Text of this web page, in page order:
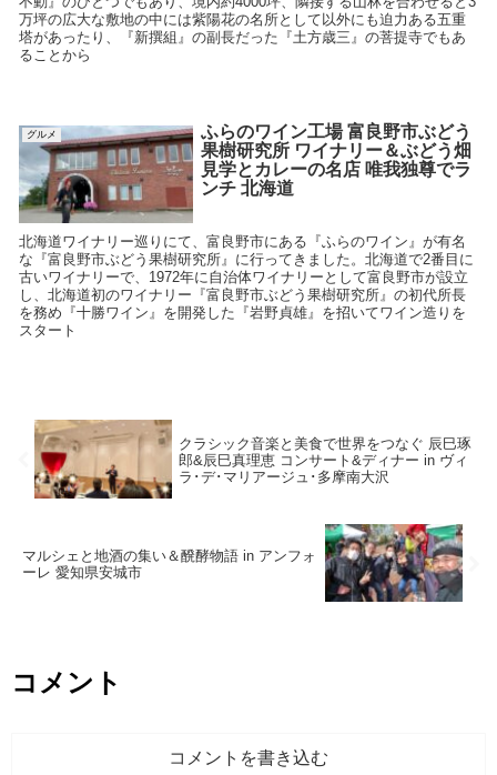
万坪の広大な敷地の中には紫陽花の名所として以外にも迫力ある五重
塔があったり、『新撰組』の副長だった『土方歳三』の菩提寺でもあ
ることから
グルメ
ふらのワイン工場 富良野市ぶどう
果樹研究所 ワイナリー＆ぶどう畑
見学とカレーの名店 唯我独尊でラ
ンチ 北海道
北海道ワイナリー巡りにて、富良野市にある『ふらのワイン』が有名
な『富良野市ぶどう果樹研究所』に行ってきました。北海道で2番目に
古いワイナリーで、1972年に自治体ワイナリーとして富良野市が設立
し、北海道初のワイナリー『富良野市ぶどう果樹研究所』の初代所長
を務め『十勝ワイン』を開発した『岩野貞雄』を招いてワイン造りを
スタート
クラシック音楽と美食で世界をつなぐ 辰巳琢
郎&辰巳真理恵 コンサート&ディナー in ヴィ
ラ･デ･マリアージュ･多摩南大沢
マルシェと地酒の集い＆醗酵物語 in アンフォ
ーレ 愛知県安城市
コメント
コメントを書き込む